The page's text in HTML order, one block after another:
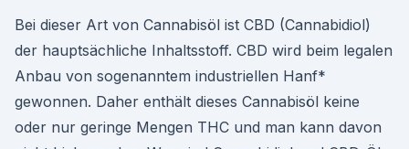
Bei dieser Art von Cannabisöl ist CBD (Cannabidiol)
der hauptsächliche Inhaltsstoff. CBD wird beim legalen
Anbau von sogenanntem industriellen Hanf*
gewonnen. Daher enthält dieses Cannabisöl keine
oder nur geringe Mengen THC und man kann davon